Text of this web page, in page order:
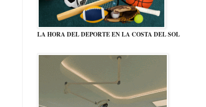
LA HORA DEL DEPORTE EN LA COSTA DEL SOL